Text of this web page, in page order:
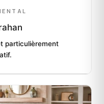
particulièrement